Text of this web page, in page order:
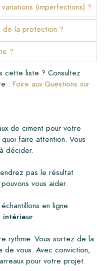
(imperfections) ?
de la protection ?
?
cette liste ? Consultez
: Foire aux Questions sur
de ciment pour votre
faire attention. Vous
décider.
pas le résultat
vous aider.
en ligne.
intérieur.
rythme. Vous sortez de la
de vous. Avec conviction,
pour votre projet.